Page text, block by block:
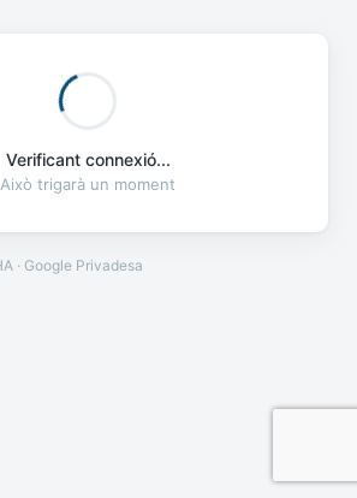
Verificant connexió...
Això trigarà un moment
· Google Privadesa